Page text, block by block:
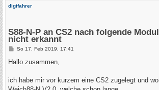
digifahrer
S88-N-P an CS2 nach folgende
nicht erkannt
B
i
a
So 17. Feb 2019, 17:41
Hallo zusammen,
ich habe mir vor kurzem eine CS2 zugelegt und